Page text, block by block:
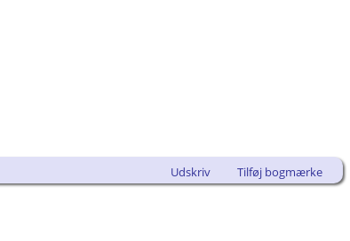
Udskriv Tilføj bogmærke